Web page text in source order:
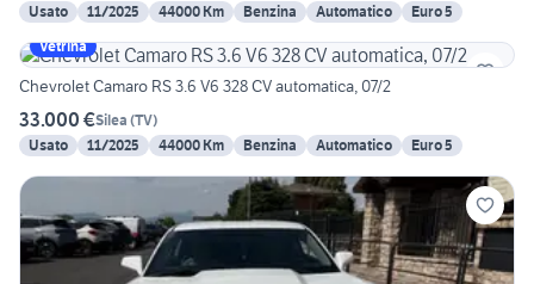
Usato
11/2025 44000 Km Benzina Automatico
Euro 5
Vetrina
Chevrolet Camaro RS 3.6 V6 328 CV automatica, 07/2
33.000 €Silea (TV)
Usato
11/2025 44000 Km Benzina Automatico Euro 5